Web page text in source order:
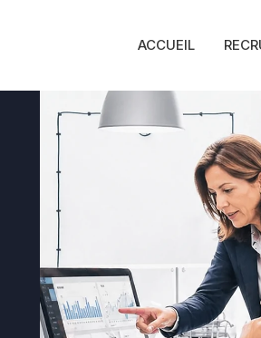
ACCUEIL